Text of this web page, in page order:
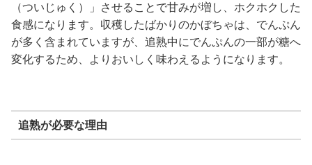
（ついじゅく）」させることで甘みが増し、ホクホクした
食感になります。収穫したばかりのかぼちゃは、でんぷん
が多く含まれていますが、追熟中にでんぷんの一部が糖へ
変化するため、よりおいしく味わえるようになります。
追熟が必要な理由